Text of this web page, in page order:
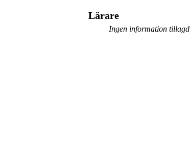
Lärare
Ingen information tillagd